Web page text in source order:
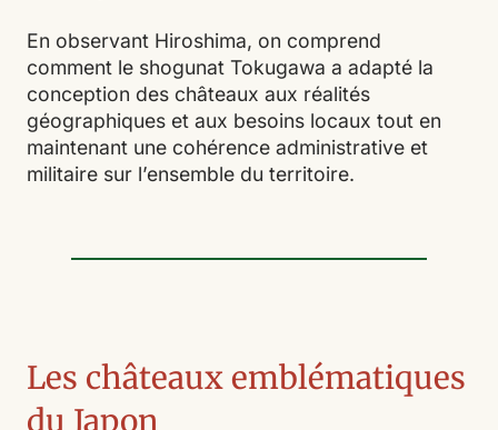
En observant Hiroshima, on comprend
comment le shogunat Tokugawa a adapté la
conception des châteaux aux réalités
géographiques et aux besoins locaux tout en
maintenant une cohérence administrative et
militaire sur l’ensemble du territoire.
Les châteaux emblématiques
du Japon